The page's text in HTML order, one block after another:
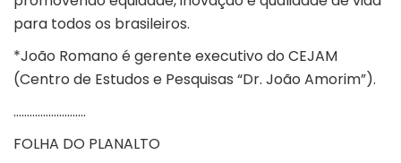
para todos os brasileiros.
*João Romano é gerente executivo do CEJAM
(Centro de Estudos e Pesquisas “Dr. João Amorim”).
………………………
FOLHA DO PLANALTO